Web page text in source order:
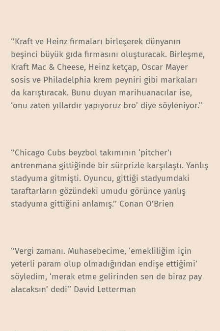
‘’Kraft ve Heinz firmaları birleşerek dünyanın
beşinci büyük gıda firmasını oluşturacak. Birleşme,
Kraft Mac & Cheese, Heinz ketçap, Oscar Mayer
sosis ve Philadelphia krem peyniri gibi markaları
da karıştıracak. Bunu duyan marihuanacılar ise,
‘onu zaten yıllardır yapıyoruz bro’ diye söyleniyor.’’
‘’Chicago Cubs beyzbol takımının ‘pitcher’ı
antrenmana gittiğinde bir sürprizle karşılaştı. Yanlış
stadyuma gitmişti. Oyuncu, gittiği stadyumdaki
taraftarların gözündeki umudu görünce yanlış
stadyuma gittiğini anlamış.’’ Conan O’Brien
‘’Vergi zamanı. Muhasebecime, ‘emekliliğim için
yeterli param olup olmadığından endişe ettiğimi’
söyledim, ‘merak etme gelirinden sen de biraz pay
alacaksın’ dedi’’ David Letterman